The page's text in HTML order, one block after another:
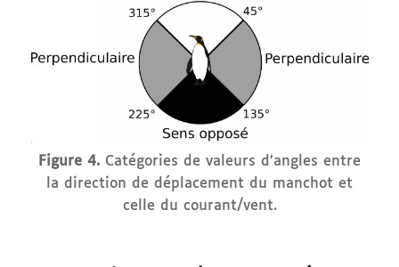
Figure 4. Catégories de valeurs d’angles entre
la direction de déplacement du manchot et
celle du courant/vent.